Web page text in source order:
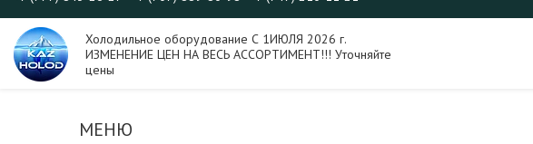
Холодильное оборудование С 1ИЮЛЯ 2026 г.
ИЗМЕНЕНИЕ ЦЕН НА ВЕСЬ АССОРТИМЕНТ!!! Уточняйте
цены